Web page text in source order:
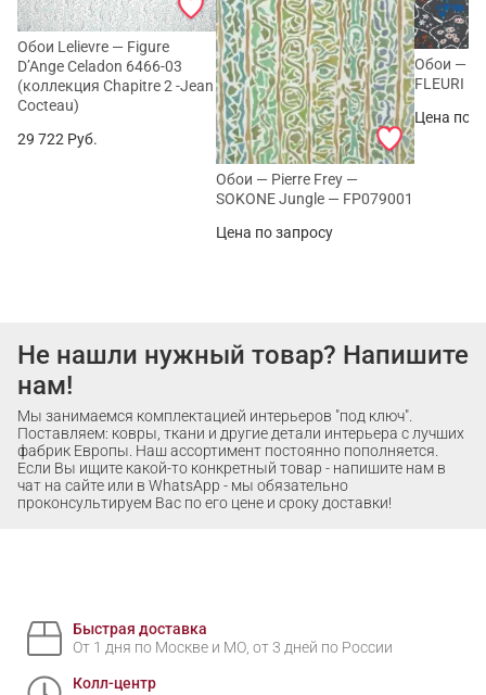
Обои Lelievre — Figure
D’Ange Celadon 6466-03
(коллекция Chapitre 2 -Jean
Cocteau)
29 722 Руб.
Обои — Pierre Frey —
SOKONE Jungle — FP079001
Цена по запросу
Обои —
FLEURI
Цена по
Не нашли нужный товар? Напишите
нам!
Мы занимаемся комплектацией интерьеров "под ключ".
Поставляем: ковры, ткани и другие детали интерьера с лучших
фабрик Европы. Наш ассортимент постоянно пополняется.
Если Вы ищите какой-то конкретный товар - напишите нам в
чат на сайте или в WhatsApp - мы обязательно
проконсультируем Вас по его цене и сроку доставки!
Быстрая доставка
От 1 дня по Москве и МО, от 3 дней по России
Колл-центр